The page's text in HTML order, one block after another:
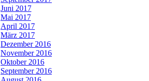
Juni 2017
Mai 2017
April 2017
März 2017
Dezember 2016
November 2016
Oktober 2016
September 2016